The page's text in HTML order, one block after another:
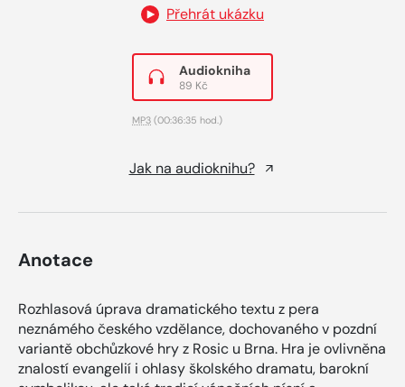
Přehrát ukázku
Audiokniha
89 Kč
MP3 (00:36:35 hod.)
Jak na audioknihu?
Anotace
Rozhlasová úprava dramatického textu z pera
neznámého českého vzdělance, dochovaného v pozdní
variantě obchůzkové hry z Rosic u Brna. Hra je ovlivněna
znalostí evangelií i ohlasy školského dramatu, barokní